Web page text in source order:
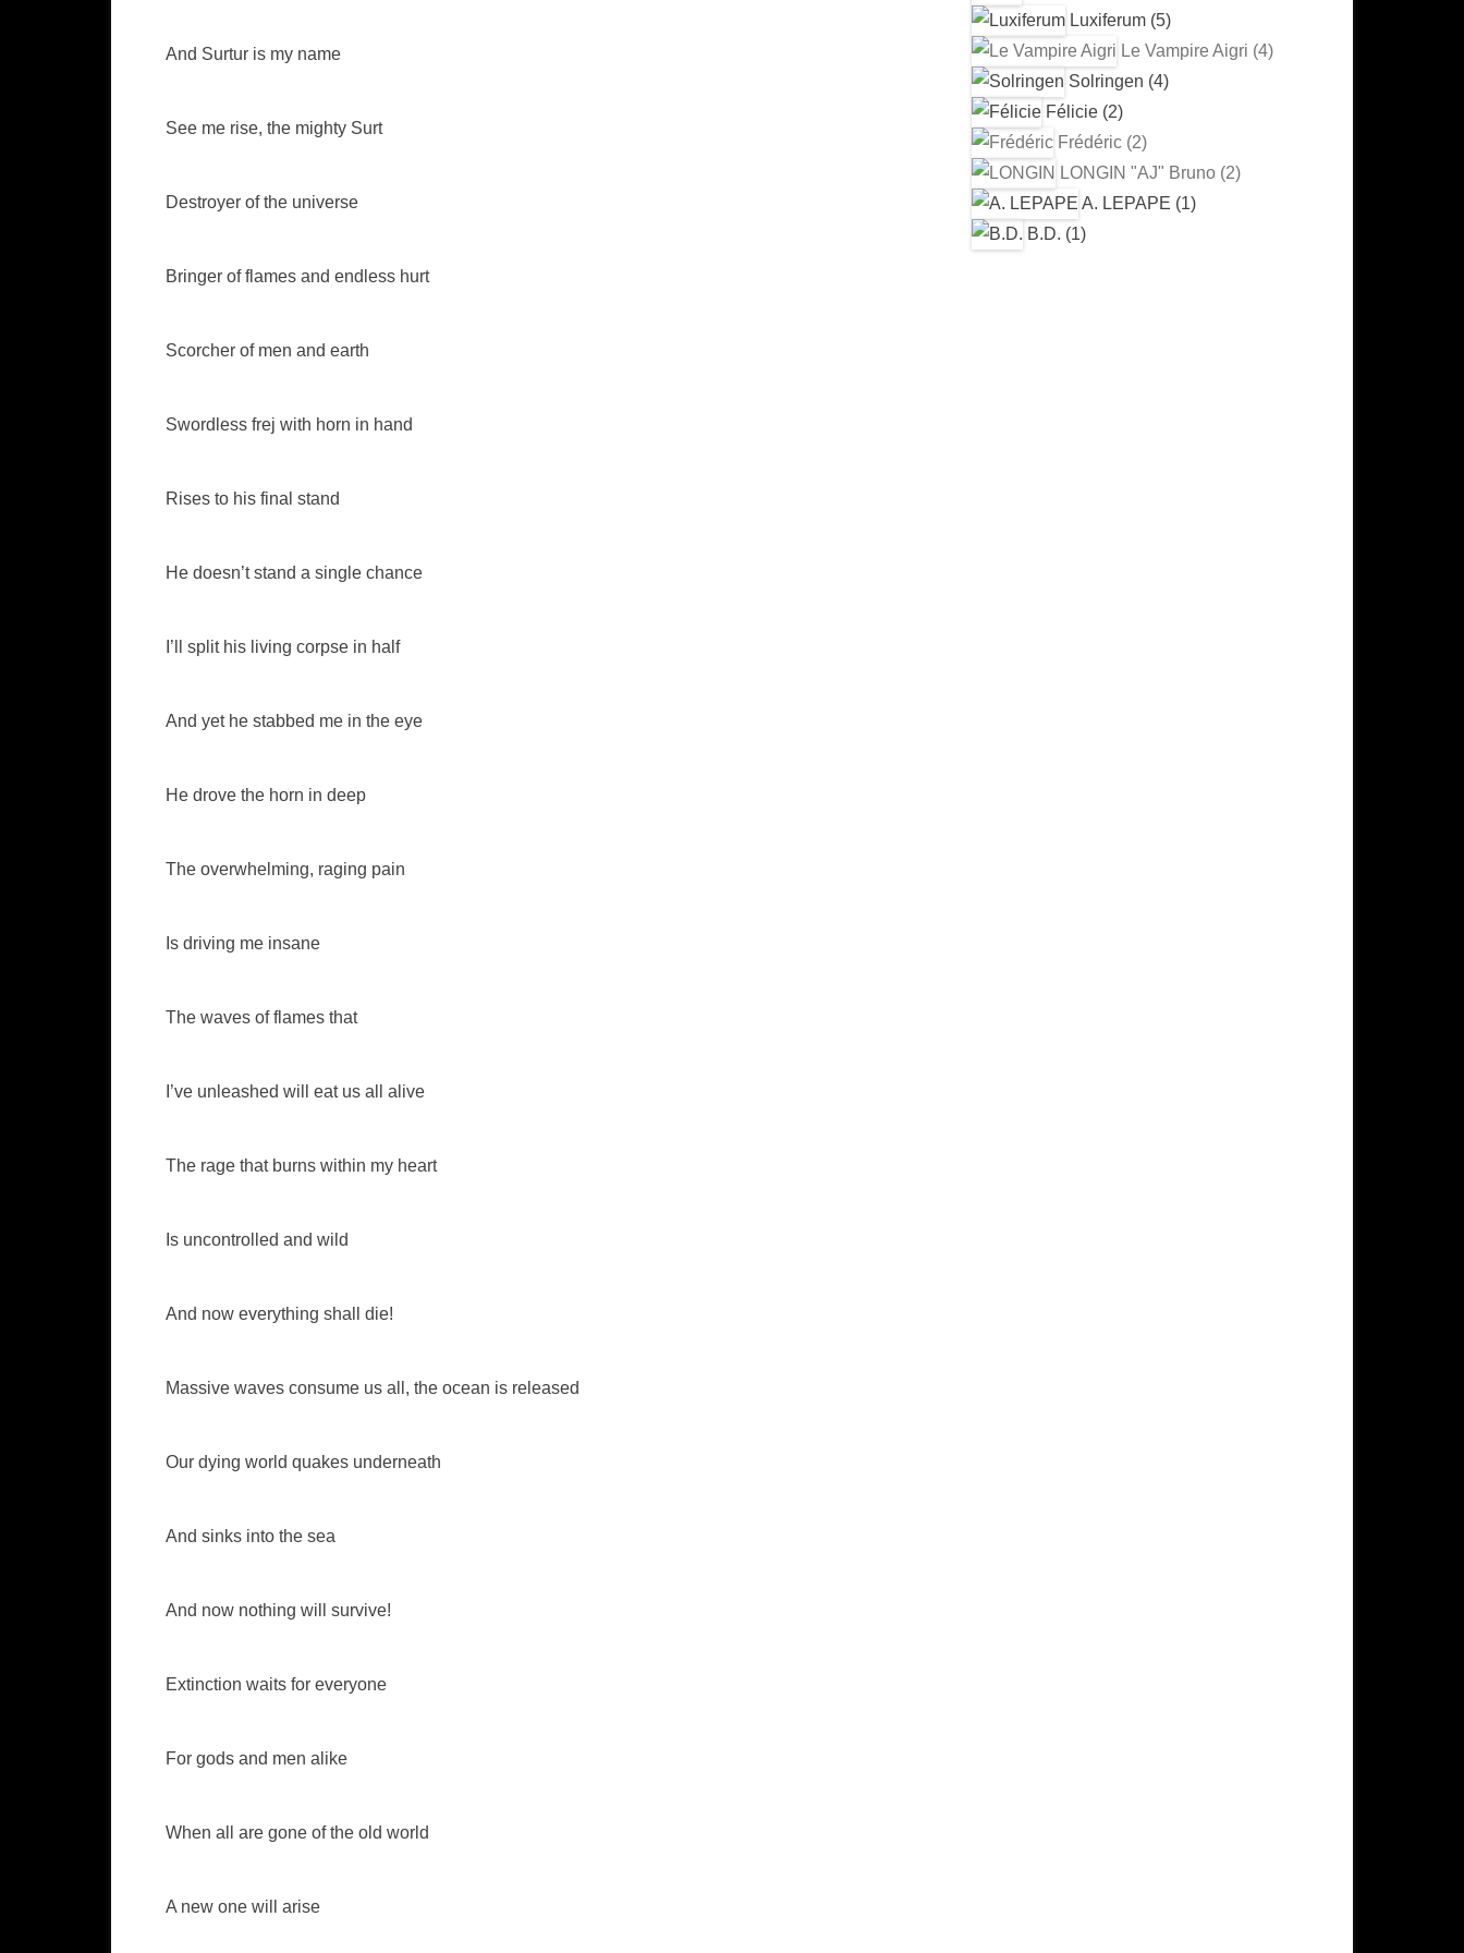
And Surtur is my name
See me rise, the mighty Surt
Destroyer of the universe
Bringer of flames and endless hurt
Scorcher of men and earth
Swordless frej with horn in hand
Rises to his final stand
He doesn’t stand a single chance
I’ll split his living corpse in half
And yet he stabbed me in the eye
He drove the horn in deep
The overwhelming, raging pain
Is driving me insane
The waves of flames that
I’ve unleashed will eat us all alive
The rage that burns within my heart
Is uncontrolled and wild
And now everything shall die!
Massive waves consume us all, the ocean is released
Our dying world quakes underneath
And sinks into the sea
And now nothing will survive!
Extinction waits for everyone
For gods and men alike
When all are gone of the old world
A new one will arise
Luxiferum (5)
Le Vampire Aigri (4)
Solringen (4)
Félicie (2)
Frédéric (2)
LONGIN "AJ" Bruno (2)
A. LEPAPE (1)
B.D. (1)